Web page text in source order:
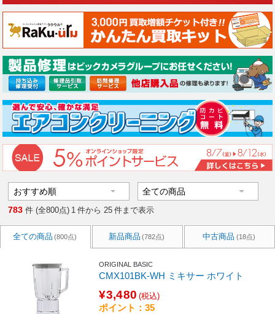
783 件 (全800点) 1 件から 25 件まで表示
全ての商品 (800点) 新品商品 (782点) 中古商品 (18点)
ORIGINAL BASIC
CMX101BK-WH ミキサー ホワイト
¥3,480 (税込)
ポイント：35